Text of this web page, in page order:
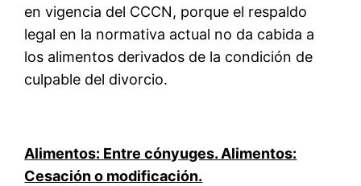
en vigencia del CCCN, porque el respaldo
legal en la normativa actual no da cabida a
los alimentos derivados de la condición de
culpable del divorcio.
Alimentos: Entre cónyuges. Alimentos:
Cesación o modificación.